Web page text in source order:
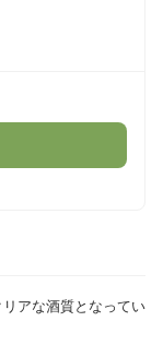
アな酒質となってい